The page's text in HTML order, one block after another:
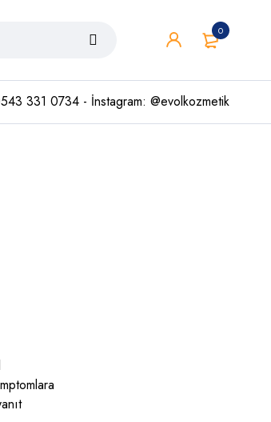
0
331 0734 - İnstagram: @evolkozmetik